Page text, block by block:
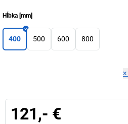
Hĺbka [mm]
400 500 600 800
×
121,- €